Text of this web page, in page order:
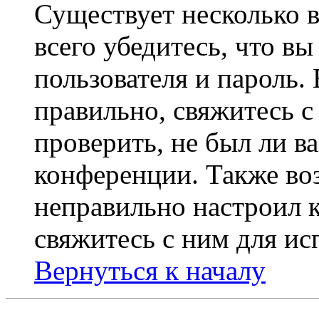
Существует
всего убедитесь, что
пользователя и
правильно, свяжитесь
проверить, не был ли
конференции. Также
неправильно
свяжитесь с ним для
Вернуться к началу